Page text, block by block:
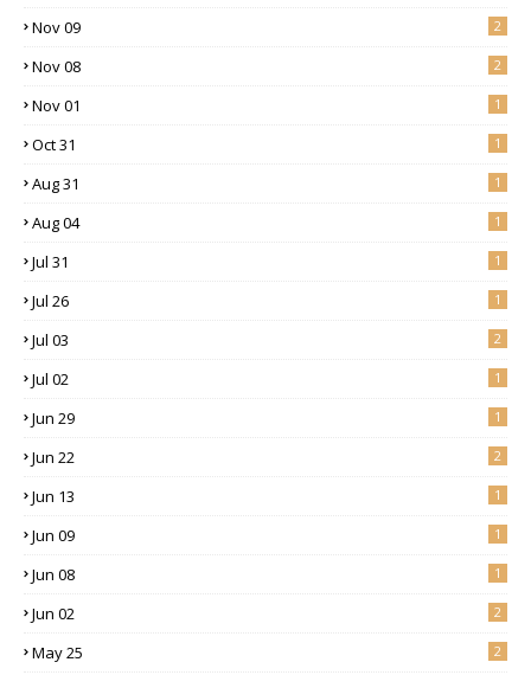
Nov 09 2
Nov 08 2
Nov 01 1
Oct 31 1
Aug 31 1
Aug 04 1
Jul 31 1
Jul 26 1
Jul 03 2
Jul 02 1
Jun 29 1
Jun 22 2
Jun 13 1
Jun 09 1
Jun 08 1
Jun 02 2
May 25 2